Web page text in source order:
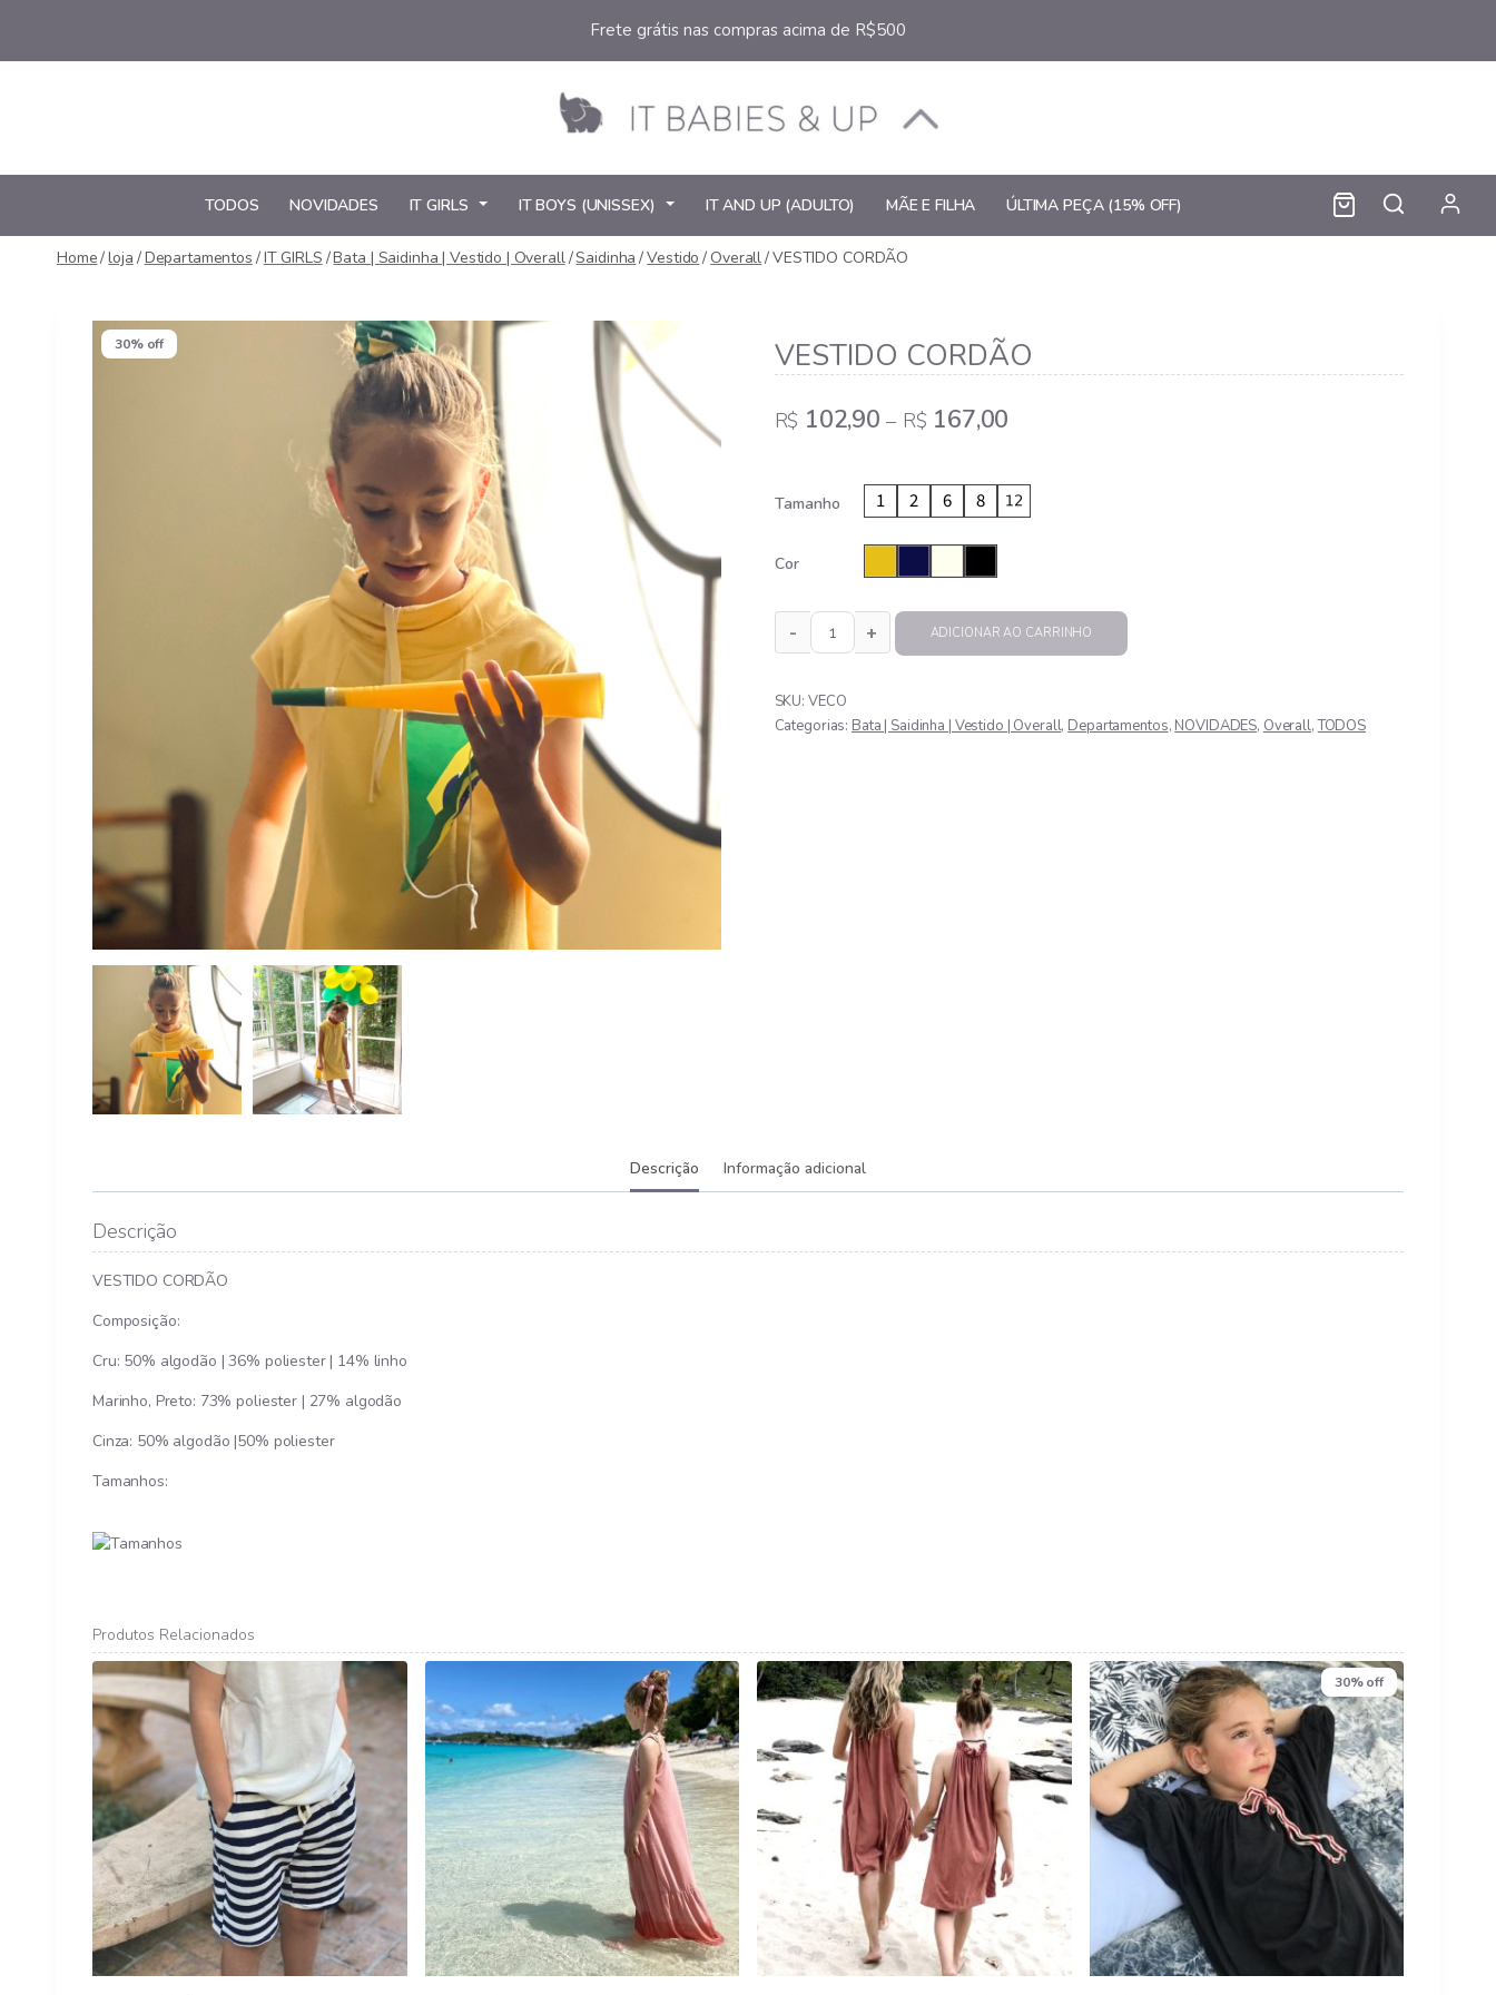
o
Frete grátis nas compras acima de R$500
TODOS NOVIDADES IT GIRLS IT BOYS (UNISSEX) IT AND UP (ADULTO) MÃE E FILHA ÚLTIMA PEÇA (15% OFF)
Home/loja /Departamentos /IT GIRLS /Bata | Saidinha | Vestido | Overall/Saidinha /Vestido / Overall/VESTIDO CORDÃO
30% off VESTIDO CORDÃO
R$ 102,90 – R$167,00
R$ 102,90
through
Tamanho
Cor
VESTIDO CORDÃO quantidadeADICIONAR AO CARRINHO
SKU: VECO
Categorias: Bata | Saidinha | Vestido | Overall, Departamentos, NOVIDADES, Overall,TODOS
Descrição Informação adicional
Descrição
VESTIDO CORDÃO
Composição:
Cru: 50% algodão | 36% poliester | 14% linho
Marinho, Preto: 73% poliester | 27% algodão
Cinza: 50% algodão |50% poliester
Tamanhos:
Produtos Relacionados
30% off